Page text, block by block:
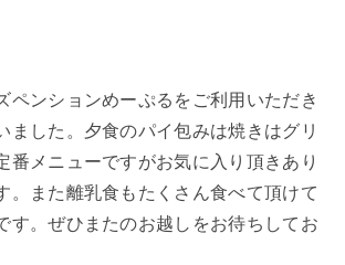
ンションめーぷるをご利用いただき
ました。夕食のパイ包みは焼きはグリ
番メニューですがお気に入り頂きあり
。また離乳食もたくさん食べて頂けて
す。ぜひまたのお越しをお待ちしてお